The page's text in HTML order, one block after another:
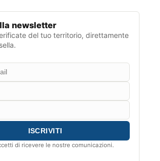
newsletter
del tuo territorio, direttamente
di ricevere le nostre comunicazioni.